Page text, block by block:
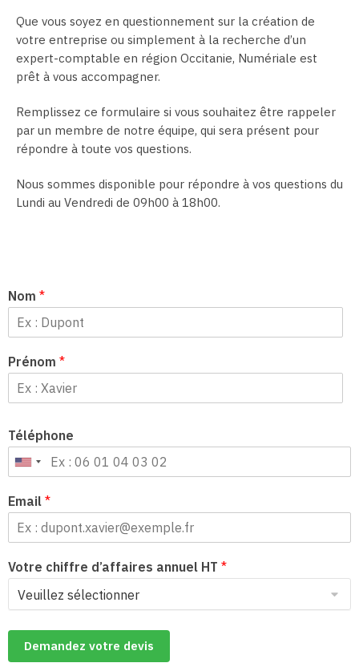
Que vous soyez en questionnement sur la création de
votre entreprise ou simplement à la recherche d’un
expert-comptable en région Occitanie, Numériale est
prêt à vous accompagner.
Remplissez ce formulaire si vous souhaitez être rappeler
par un membre de notre équipe, qui sera présent pour
répondre à toute vos questions.
Nous sommes disponible pour répondre à vos questions du
Lundi au Vendredi de 09h00 à 18h00.
Nom *
Prénom *
Téléphone
Email *
Votre chiffre d’affaires annuel HT *
Demandez votre devis